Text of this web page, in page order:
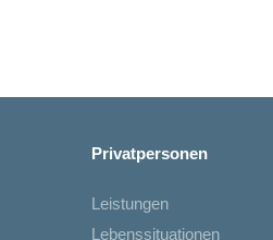
Privatpersonen
Leistungen
Lebenssituationen